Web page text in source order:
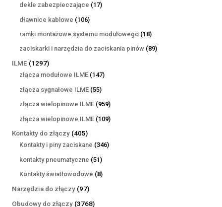
dekle zabezpieczające 1717
dławnice kablowe 106106
produktów
ramki montażowe systemu modułowego 1818
produktów
zaciskarki i narzędzia do zaciskania pinów 8989
ILME 12971297
produktów
złącza modułowe ILME 147147
złącza sygnałowe ILME 5555
produktów
złącza wielopinowe ILME 959959
produktów
złącza wielopinowe ILME 109109
Kontakty do złączy 405405
produktów
Kontakty i piny zaciskane 346346
kontakty pneumatyczne 5151
produktów
Kontakty światłowodowe 88
Narzędzia do złączy 9797
produktów
Obudowy do złączy 37683768